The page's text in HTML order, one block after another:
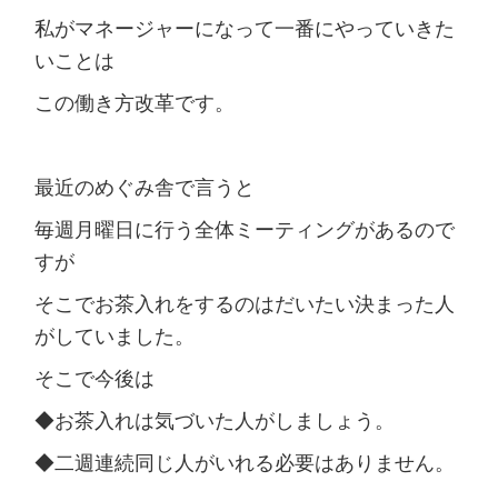
私がマネージャーになって一番にやっていきた
いことは
この働き方改革です。
最近のめぐみ舎で言うと
毎週月曜日に行う全体ミーティングがあるので
すが
そこでお茶入れをするのはだいたい決まった人
がしていました。
そこで今後は
◆お茶入れは気づいた人がしましょう。
◆二週連続同じ人がいれる必要はありません。